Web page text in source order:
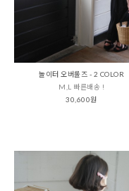
놀이터 오버롤즈 - 2 COLOR
M,L 빠른배송 !
30,600원